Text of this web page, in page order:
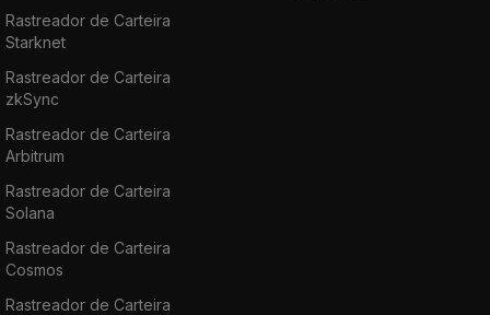
Rastreador de Carteira
Starknet
Rastreador de Carteira
zkSync
Rastreador de Carteira
Arbitrum
Rastreador de Carteira
Solana
Rastreador de Carteira
Cosmos
Rastreador de Carteira